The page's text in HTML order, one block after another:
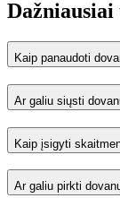
Kaip panaudoti
Ar galiu siųsti
Kaip įsigyti
Ar galiu pirkti